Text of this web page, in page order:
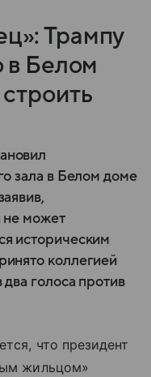
Трампу
в Белом
зала в Белом доме
не может
историческим
коллегией
голоса против
что президент
жильцом»